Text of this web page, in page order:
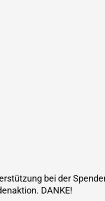
bei der
DANKE!